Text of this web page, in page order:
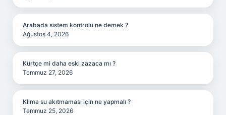
Arabada sistem kontrolü ne demek ?
Ağustos 4, 2026
Kürtçe mi daha eski zazaca mı ?
Temmuz 27, 2026
Klima su akıtmaması için ne yapmalı ?
Temmuz 25, 2026